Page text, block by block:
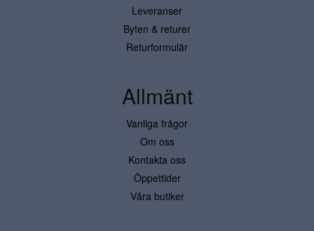
Leveranser
Byten & returer
Returformulär
Allmänt
Vanliga frågor
Om oss
Kontakta oss
Öppettider
Våra butiker